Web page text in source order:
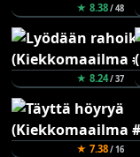
★ 8.38/ 48
★ 8.24/ 37
★ 7.38/ 16